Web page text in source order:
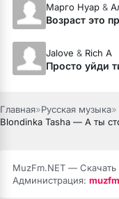
Марго Нуар &
Возраст это
Jalove & Rich A
Просто уйди
Главная»Русская музыка»
Blondinka Tasha — А ты
MuzFm.NET —
Администрация: